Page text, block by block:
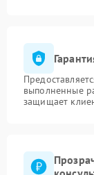
выполненные
защищает